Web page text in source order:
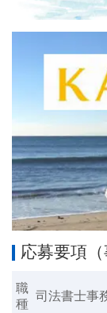
応募要項
職
種
司法書士事